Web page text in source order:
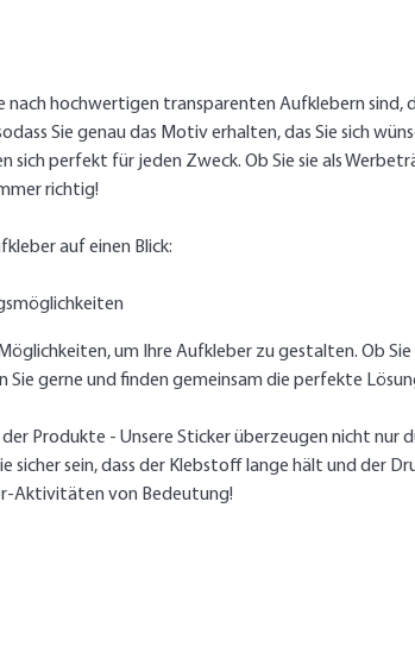
nach hochwertigen transparenten Aufklebern
Sie genau das Motiv erhalten, das Sie sich
sich perfekt für jeden Zweck. Ob Sie sie als
richtig!
auf einen Blick:
um Ihre Aufkleber zu gestalten. Ob
Sie gerne und finden gemeinsam die perfekte
Produkte - Unsere Sticker überzeugen nicht nur
sicher sein, dass der Klebstoff lange hält und der
Aktivitäten von Bedeutung!